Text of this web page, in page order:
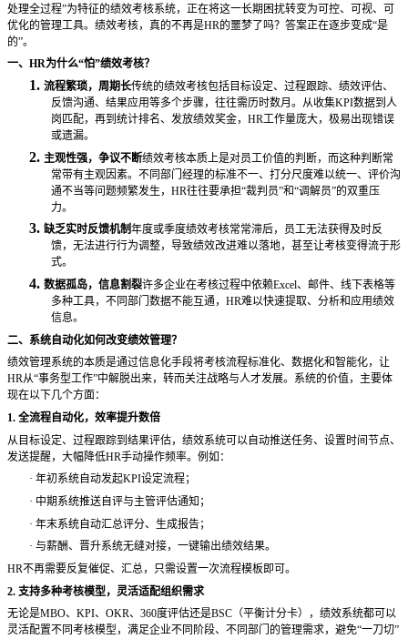
处理全过程”为特征的绩效考核系统，正在将这一长期困扰转变为可控、可视、可
优化的管理工具。绩效考核，真的不再是HR的噩梦了吗？答案正在逐步变成“是
的”。
一、 HR为什么“怕”绩效考核？
1. 流程繁琐，周期长传统的绩效考核包括目标设定、过程跟踪、绩效评估、
反馈沟通、结果应用等多个步骤，往往需历时数月。从收集KPI数据到人
岗匹配，再到统计排名、发放绩效奖金，HR工作量庞大，极易出现错误
或遗漏。
2. 主观性强，争议不断绩效考核本质上是对员工价值的判断，而这种判断常
常带有主观因素。不同部门经理的标准不一、打分尺度难以统一、评价沟
通不当等问题频繁发生， HR往往要承担“裁判员”和“调解员”的双重压
力。
3. 缺乏实时反馈机制年度或季度绩效考核常常滞后，员工无法获得及时反
馈，无法进行行为调整，导致绩效改进难以落地，甚至让考核变得流于形
式。
4. 数据孤岛，信息割裂许多企业在考核过程中依赖Excel、邮件、线下表格等
多种工具，不同部门数据不能互通，HR难以快速提取、分析和应用绩效
信息。
二、系统自动化如何改变绩效管理？
绩效管理系统的本质是通过信息化手段将考核流程标准化、数据化和智能化，让
HR从“事务型工作”中解脱出来，转而关注战略与人才发展。系统的价值，主要体
现在以下几个方面：
1. 全流程自动化，效率提升数倍
从目标设定、过程跟踪到结果评估，绩效系统可以自动推送任务、设置时间节点、
发送提醒，大幅降低HR手动操作频率。例如：
· 年初系统自动发起KPI设定流程；
· 中期系统推送自评与主管评估通知；
· 年末系统自动汇总评分、生成报告；
· 与薪酬、晋升系统无缝对接，一键输出绩效结果。
HR不再需要反复催促、汇总，只需设置一次流程模板即可。
2. 支持多种考核模型，灵活适配组织需求
无论是MBO、KPI、OKR、360度评估还是BSC（平衡计分卡），绩效系统都可以
灵活配置不同考核模型，满足企业不同阶段、不同部门的管理需求，避免“一刀切”